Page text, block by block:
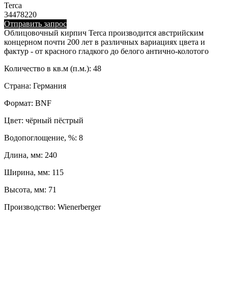
Terca
34478220
Отправить запрос
Облицовочный кирпич Terca производится австрийским
концерном почти 200 лет в различных вариациях цвета и
фактур - от красного гладкого до белого антично-колотого
Количество в кв.м (п.м.): 48
Страна: Германия
Формат: BNF
Цвет: чёрный пёстрый
Водопоглощение, %: 8
Длина, мм: 240
Ширина, мм: 115
Высота, мм: 71
Производство: Wienerberger